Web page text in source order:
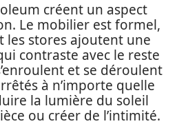
créent un aspect
Le mobilier est formel,
les stores ajoutent une
contraste avec le reste
et se déroulent
à n’importe quelle
la lumière du soleil
ou créer de l’intimité.